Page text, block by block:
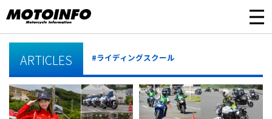
ARTICLES #ライディングスクール